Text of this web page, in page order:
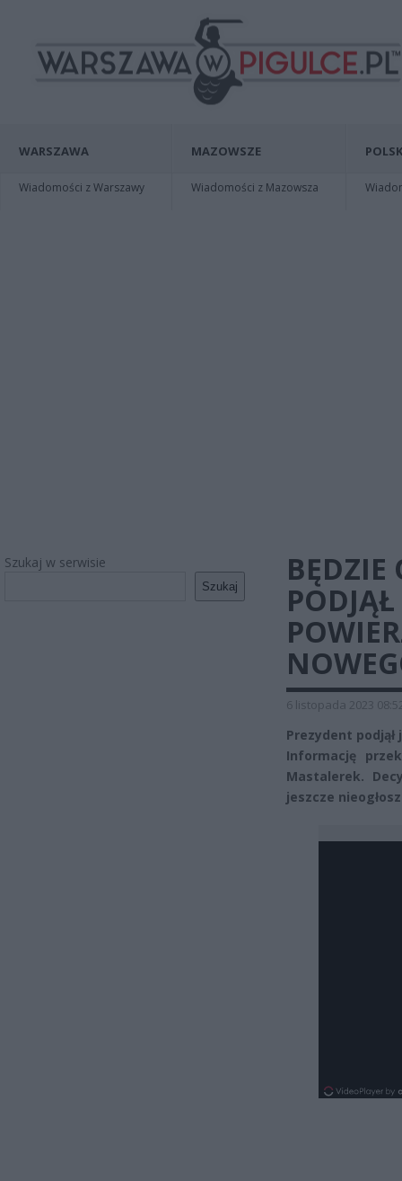
WARSZAWA
Wiadomości z Warszawy
MAZOWSZE
Wiadomości z Mazowsza
Szukaj w serwisie
Szukaj
BĘDZIE
6 listopada 2023
Prezydent
Informację
Mastalerek.
jeszcze